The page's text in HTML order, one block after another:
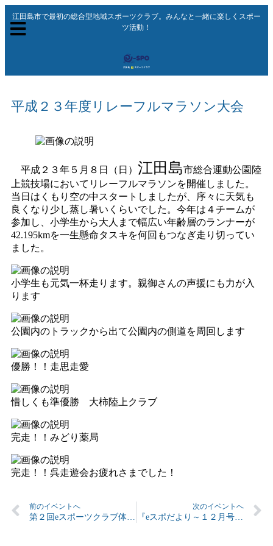
江田島市で最初の総合型地域スポーツクラブ。みんなと一緒に楽しくスポー
ツ活動！
平成２３年度リレーフルマラソン大会
平成２３年５月８日（日） 江田島市総合運動公園陸
上競技場においてリレーフルマラソンを開催しました。
当日はくもり空の中スタートしましたが、序々に天気も
良くなり少し蒸し暑いくらいでした。今年は４チームが
参加し、小学生から大人まで幅広い年齢層のランナーが
42.195kmを一生懸命タスキを何回もつなぎ走り切ってい
ました。
小学生も元気一杯走ります。親御さんの声援にも力が入
ります
公園内のトラックから出て公園内の側道を周回します
優勝！！走思走愛
惜しくも準優勝 大柿陸上クラブ
完走！！みどり薬局
完走！！呉走遊会お疲れさまでした！
前のイベントへ 次のイベントへ
『eスポだより～１２月号～』&令和３年初イベントのお知らせ